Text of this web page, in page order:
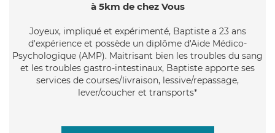
à 5km de chez Vous
Joyeux, impliqué et expérimenté, Baptiste a 23 ans
d'expérience et possède un diplôme d'Aide Médico-
Psychologique (AMP). Maitrisant bien les troubles du sang
et les troubles gastro-intestinaux, Baptiste apporte ses
services de courses/livraison, lessive/repassage,
lever/coucher et transports*